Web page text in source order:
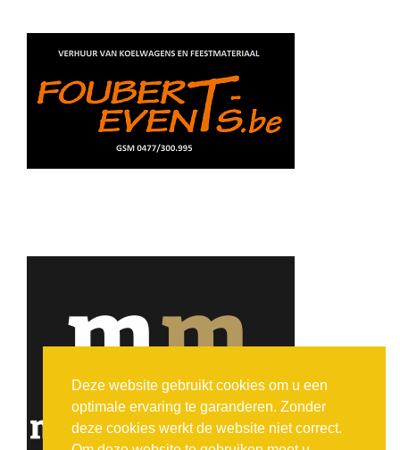
Deze website gebruikt cookies om u een
optimale ervaring te garanderen. Zonder
deze cookies werkt de website niet correct.